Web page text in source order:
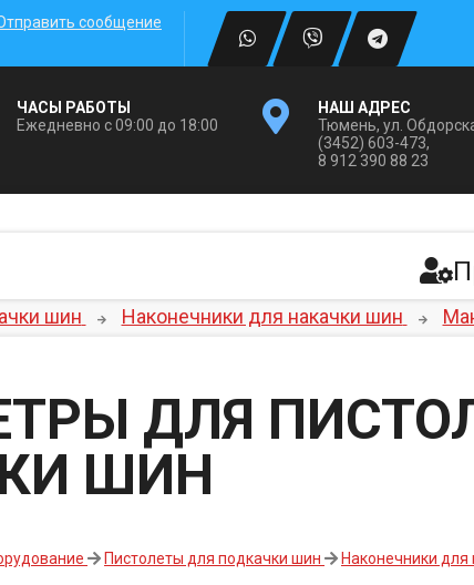
сообщение
ЧАСЫ РАБОТЫ
Ежедневно с 09:00 до 18:00
НАШ АДРЕС
Тюмень, ул.
(3452) 603-473,
8 912 390 88 23
шин Наконечники для накачки шин
ДЛЯ
ШИН
Пистолеты для подкачки шин Наконечники для